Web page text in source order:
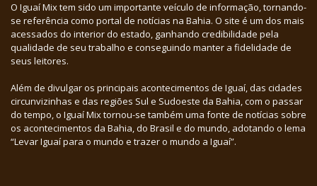
O Iguaí Mix tem sido um importante veículo de informação, tornando-
se referência como portal de notícias na Bahia. O site é um dos mais
acessados do interior do estado, ganhando credibilidade pela
qualidade de seu trabalho e conseguindo manter a fidelidade de
seus leitores.
Além de divulgar os principais acontecimentos de Iguaí, das cidades
circunvizinhas e das regiões Sul e Sudoeste da Bahia, com o passar
do tempo, o Iguaí Mix tornou-se também uma fonte de notícias sobre
os acontecimentos da Bahia, do Brasil e do mundo, adotando o lema
“Levar Iguaí para o mundo e trazer o mundo a Iguaí”.